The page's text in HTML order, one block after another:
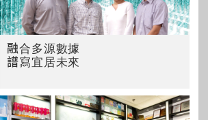
融合多源數據
譜寫宜居未來